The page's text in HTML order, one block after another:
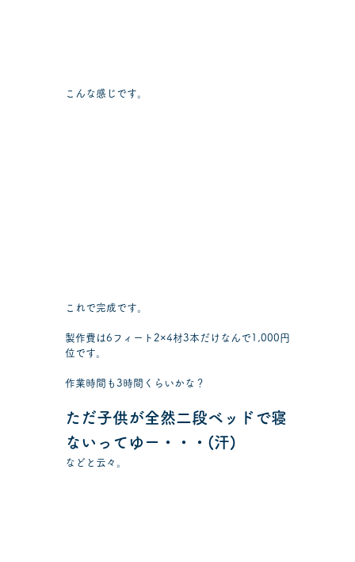
こんな感じです。
これで完成です。
製作費は6フィート2×4材3本だけなんで1,000円
位です。
作業時間も3時間くらいかな？
ただ子供が全然二段ベッドで寝
ないってゆー・・・(汗)
などと云々。